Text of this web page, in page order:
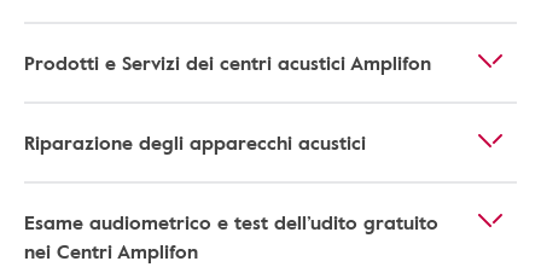
Prodotti e Servizi dei centri acustici Amplifon
Riparazione degli apparecchi acustici
Esame audiometrico e test dell’udito gratuito
nei Centri Amplifon